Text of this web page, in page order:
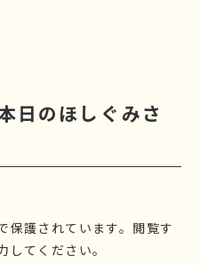
のほしぐみさ
保護されています。閲覧す
てください。